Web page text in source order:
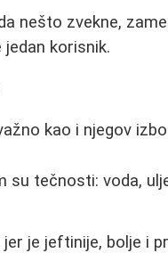
nešto zvekne,
korisnik.
kao i njegov
su tečnosti: voda,
je jeftinije, bolje i